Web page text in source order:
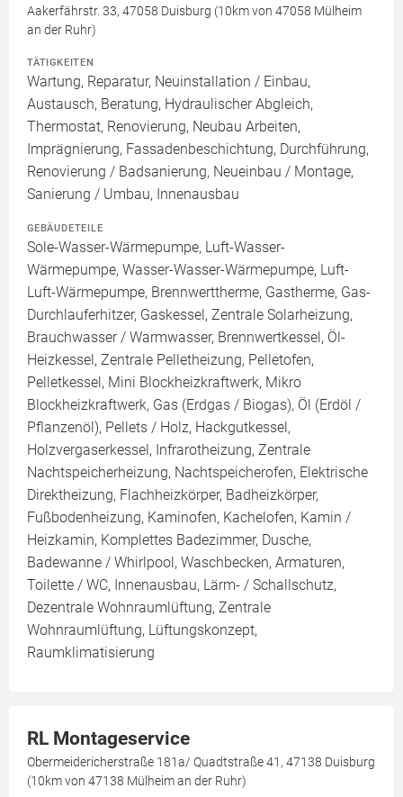
Aakerfährstr. 33, 47058 Duisburg (10km von 47058 Mülheim
an der Ruhr)
TÄTIGKEITEN
Wartung, Reparatur, Neuinstallation / Einbau,
Austausch, Beratung, Hydraulischer Abgleich,
Thermostat, Renovierung, Neubau Arbeiten,
Imprägnierung, Fassadenbeschichtung, Durchführung,
Renovierung / Badsanierung, Neueinbau / Montage,
Sanierung / Umbau, Innenausbau
GEBÄUDETEILE
Sole-Wasser-Wärmepumpe, Luft-Wasser-
Wärmepumpe, Wasser-Wasser-Wärmepumpe, Luft-
Luft-Wärmepumpe, Brennwerttherme, Gastherme, Gas-
Durchlauferhitzer, Gaskessel, Zentrale Solarheizung,
Brauchwasser / Warmwasser, Brennwertkessel, Öl-
Heizkessel, Zentrale Pelletheizung, Pelletofen,
Pelletkessel, Mini Blockheizkraftwerk, Mikro
Blockheizkraftwerk, Gas (Erdgas / Biogas), Öl (Erdöl /
Pflanzenöl), Pellets / Holz, Hackgutkessel,
Holzvergaserkessel, Infrarotheizung, Zentrale
Nachtspeicherheizung, Nachtspeicherofen, Elektrische
Direktheizung, Flachheizkörper, Badheizkörper,
Fußbodenheizung, Kaminofen, Kachelofen, Kamin /
Heizkamin, Komplettes Badezimmer, Dusche,
Badewanne / Whirlpool, Waschbecken, Armaturen,
Toilette / WC, Innenausbau, Lärm- / Schallschutz,
Dezentrale Wohnraumlüftung, Zentrale
Wohnraumlüftung, Lüftungskonzept,
Raumklimatisierung
RL Montageservice
Obermeidericherstraße 181a/ Quadtstraße 41, 47138 Duisburg
(10km von 47138 Mülheim an der Ruhr)